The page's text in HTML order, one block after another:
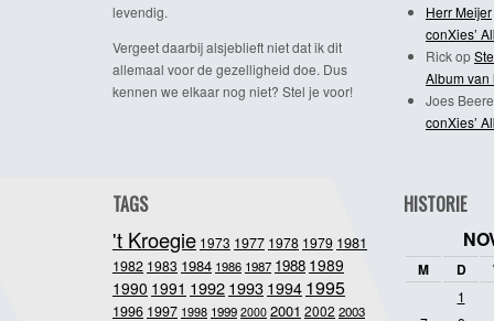
levendig.
Vergeet daarbij alsjeblieft niet dat ik dit
allemaal voor de gezelligheid doe. Dus
kennen we elkaar nog niet? Stel je voor!
Herr Meijer
conXies’
Rickop
Album van
Joes
conXies’
TAGS
't Kroegie 1973 1977 1978 1979 1981
1982 1983 1984 1986 1987 1988 1989
1990 1991 19921993 1994 1995
1996 1997 1998 1999 2000 2001 2002 2003
HISTORIE
M D
1